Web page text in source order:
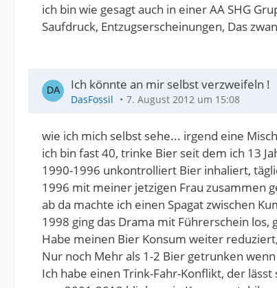
ich bin wie gesagt auch in einer AA SHG
Saufdruck, Entzugserscheinungen, Das
Ich könnte an mir selbst verzweifeln !
DasFossil 7. August 2012 um 15:08
wie ich mich selbst sehe... irgend eine
ich bin fast 40, trinke Bier seit dem ich 13
1990-1996 unkontrolliert Bier inhaliert,
1996 mit meiner jetzigen Frau zusammen
ab da machte ich einen Spagat zwischen
1998 ging das Drama mit Führerschein
Habe meinen Bier Konsum weiter
Nur noch Mehr als 1-2 Bier getrunken
Ich habe einen Trink-Fahr-Konflikt, der